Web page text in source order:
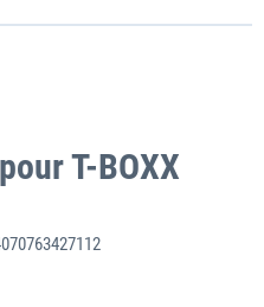
T-BOXX